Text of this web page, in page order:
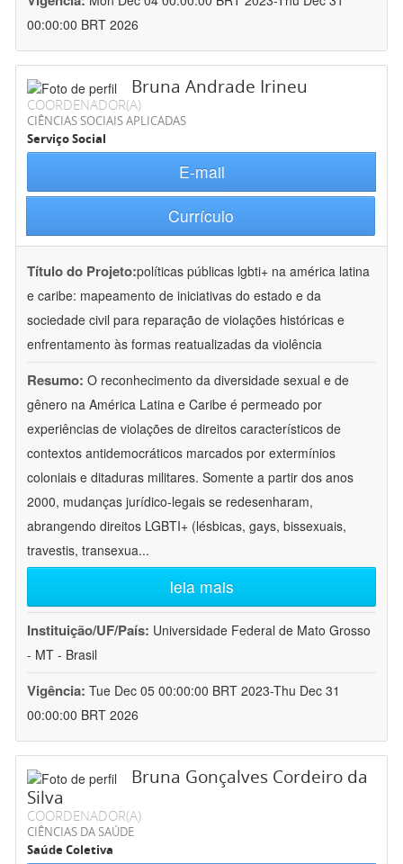
00:00:00 BRT 2026
Bruna Andrade Irineu
COORDENADOR(A)
CIÊNCIAS SOCIAIS APLICADAS
Serviço Social
E-mail
Currículo
Título do Projeto:políticas públicas lgbti+ na américa latina
e caribe: mapeamento de iniciativas do estado e da
sociedade civil para reparação de violações históricas e
enfrentamento às formas reatualizadas da violência
Resumo: O reconhecimento da diversidade sexual e de
gênero na América Latina e Caribe é permeado por
experiências de violações de direitos característicos de
contextos antidemocráticos marcados por extermínios
coloniais e ditaduras militares. Somente a partir dos anos
2000, mudanças jurídico-legais se redesenharam,
abrangendo direitos LGBTI+ (lésbicas, gays, bissexuais,
travestis, transexua...
leia mais
Instituição/UF/País: Universidade Federal de Mato Grosso
- MT - Brasil
Vigência: Tue Dec 05 00:00:00 BRT 2023-Thu Dec 31
00:00:00 BRT 2026
Bruna Gonçalves Cordeiro da
Silva
COORDENADOR(A)
CIÊNCIAS DA SAÚDE
Saúde Coletiva